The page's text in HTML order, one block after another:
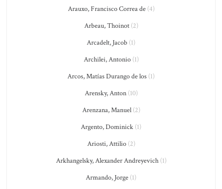
Arauxo, Francisco Correa de(4)
Arbeau, Thoinot(2)
Arcadelt, Jacob (1)
Archilei, Antonio(1)
Arcos, Matías Durango de los (1)
Arensky, Anton(10)
Arenzana, Manuel(2)
Argento, Dominick (1)
Ariosti, Attilio(2)
Arkhangelsky, Alexander Andreyevich(1)
Armando, Jorge (1)